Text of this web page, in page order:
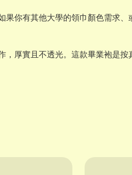
你有其他大學的領巾顏色需求
厚實且不透光。這款畢業袍是